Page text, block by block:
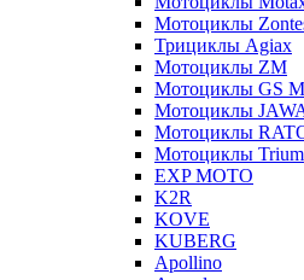
Мотоциклы
Трициклы Agiax
Мотоциклы ZM
Мотоциклы GS
Мотоциклы
Мотоциклы
Мотоциклы
EXP MOTO
K2R
KOVE
KUBERG
Apollino